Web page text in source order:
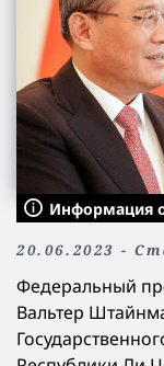
Информация
20.06.2023 -
Федеральный
Вальтер